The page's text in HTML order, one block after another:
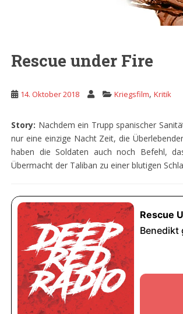
Rescue under Fire
14. Oktober 2018 Kriegsfilm, Kritik
Story: Nachdem ein Trupp spanischer
nur eine einzige Nacht Zeit, die
haben die Soldaten auch noch Befehl,
Übermacht der Taliban zu einer blutigen